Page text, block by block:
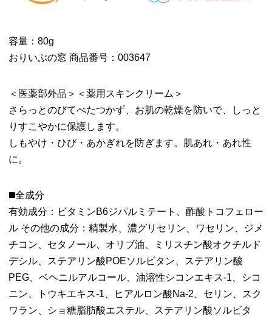
容量：80g
おりいぶの窓 商品番号：003647
＜医薬部外品＞＜薬用スキンクリーム＞
さらっとのびてべたつかず、お肌の乾燥を防いで、しっと
りすこやかに保護します。
しもやけ・ひび・あかぎれを防ぎます。肌あれ・あれ性
に。
◼️全成分
有効成分：ビタミンB6ジパルミテート、酢酸トコフェロー
ル その他の成分：精製水、濃グリセリン、ワセリン、ジメ
チコン、セタノール、オリブ油、ミリスチン酸オクチルド
デシル、ステアリン酸POEソルビタン、ステアリン酸
PEG、ベヘニルアルコール、油溶性シコンエキス-1、シコ
ニン、トウキエキス-1、ヒアルロン酸Na-2、セリン、スク
ワラン、ショ糖脂肪酸エステル、ステアリン酸ソルビタ